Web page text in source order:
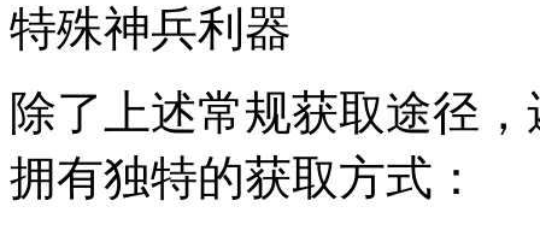
特殊神兵利器
除了上述常规获取途径
拥有独特的获取方式：